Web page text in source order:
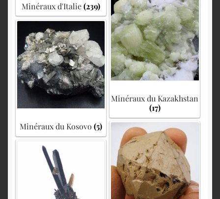
Minéraux d'Italie(239)
Minéraux du Kazakhstan
(17)
Minéraux du Kosovo(5)